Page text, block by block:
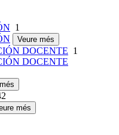
1
Veure més
DOCENTE 1
DOCENTE
més